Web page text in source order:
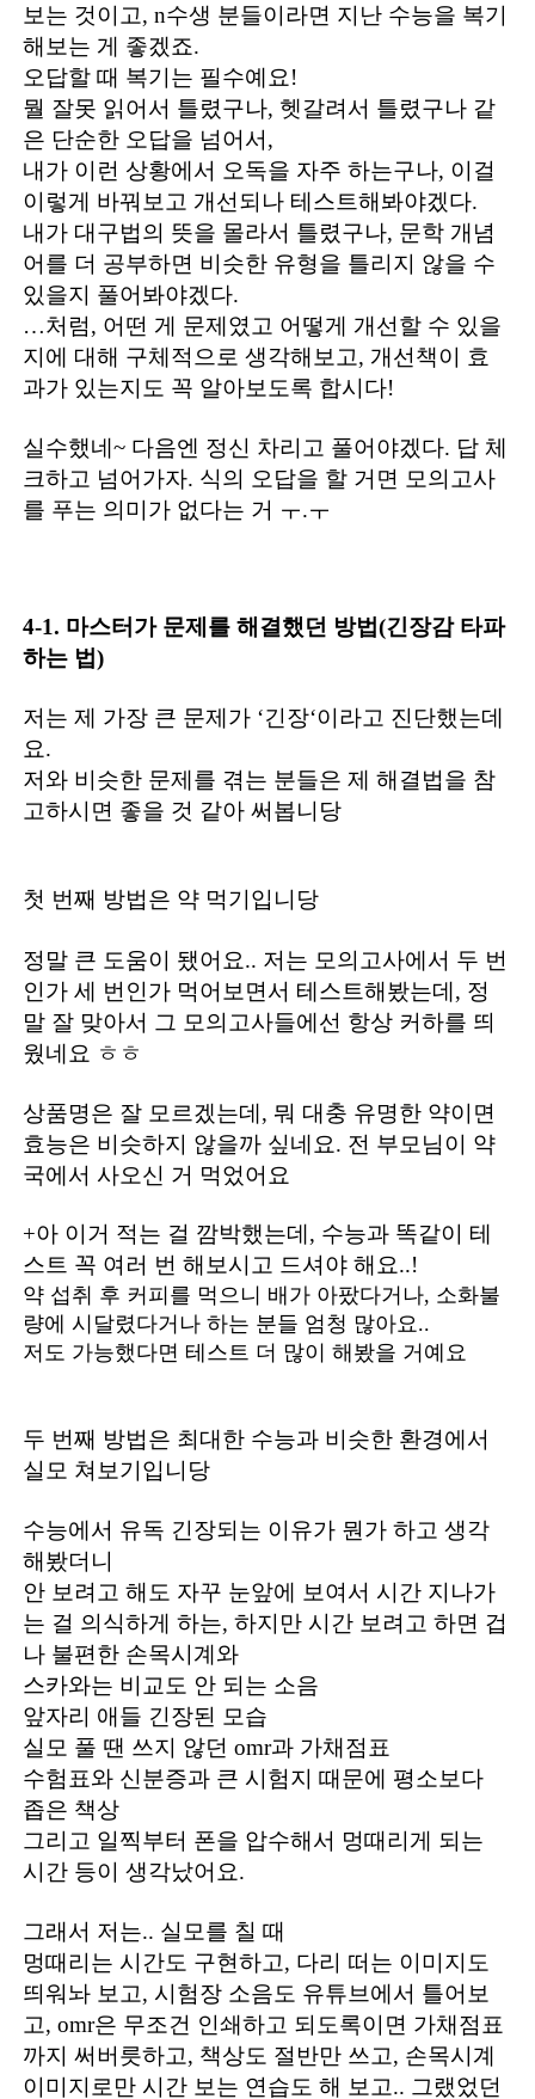
보는 것이고, n수생 분들이라면 지난 수능을 복기
해보는 게 좋겠죠.
오답할 때 복기는 필수예요!
뭘 잘못 읽어서 틀렸구나, 헷갈려서 틀렸구나 같
은 단순한 오답을 넘어서,
내가 이런 상황에서 오독을 자주 하는구나, 이걸
이렇게 바꿔보고 개선되나 테스트해봐야겠다.
내가 대구법의 뜻을 몰라서 틀렸구나, 문학 개념
어를 더 공부하면 비슷한 유형을 틀리지 않을 수
있을지 풀어봐야겠다.
…처럼, 어떤 게 문제였고 어떻게 개선할 수 있을
지에 대해 구체적으로 생각해보고, 개선책이 효
과가 있는지도 꼭 알아보도록 합시다!
실수했네~ 다음엔 정신 차리고 풀어야겠다. 답 체
크하고 넘어가자. 식의 오답을 할 거면 모의고사
를 푸는 의미가 없다는 거 ㅜ.ㅜ
4-1. 마스터가 문제를 해결했던 방법(긴장감 타파
하는 법)
저는 제 가장 큰 문제가 ‘긴장‘이라고 진단했는데
요.
저와 비슷한 문제를 겪는 분들은 제 해결법을 참
고하시면 좋을 것 같아 써봅니당
첫 번째 방법은 약 먹기입니당
정말 큰 도움이 됐어요.. 저는 모의고사에서 두 번
인가 세 번인가 먹어보면서 테스트해봤는데, 정
말 잘 맞아서 그 모의고사들에선 항상 커하를 띄
웠네요 ㅎㅎ
상품명은 잘 모르겠는데, 뭐 대충 유명한 약이면
효능은 비슷하지 않을까 싶네요. 전 부모님이 약
국에서 사오신 거 먹었어요
+아 이거 적는 걸 깜박했는데, 수능과 똑같이 테
스트 꼭 여러 번 해보시고 드셔야 해요..!
약 섭취 후 커피를 먹으니 배가 아팠다거나, 소화불
량에 시달렸다거나 하는 분들 엄청 많아요..
저도 가능했다면 테스트 더 많이 해봤을 거예요
두 번째 방법은 최대한 수능과 비슷한 환경에서
실모 쳐보기입니당
수능에서 유독 긴장되는 이유가 뭔가 하고 생각
해봤더니
안 보려고 해도 자꾸 눈앞에 보여서 시간 지나가
는 걸 의식하게 하는, 하지만 시간 보려고 하면 겁
나 불편한 손목시계와
스카와는 비교도 안 되는 소음
앞자리 애들 긴장된 모습
실모 풀 땐 쓰지 않던 omr과 가채점표
수험표와 신분증과 큰 시험지 때문에 평소보다
좁은 책상
그리고 일찍부터 폰을 압수해서 멍때리게 되는
시간 등이 생각났어요.
그래서 저는.. 실모를 칠 때
멍때리는 시간도 구현하고, 다리 떠는 이미지도
띄워놔 보고, 시험장 소음도 유튜브에서 틀어보
고, omr은 무조건 인쇄하고 되도록이면 가채점표
까지 써버릇하고, 책상도 절반만 쓰고, 손목시계
이미지로만 시간 보는 연습도 해 보고.. 그랬었던